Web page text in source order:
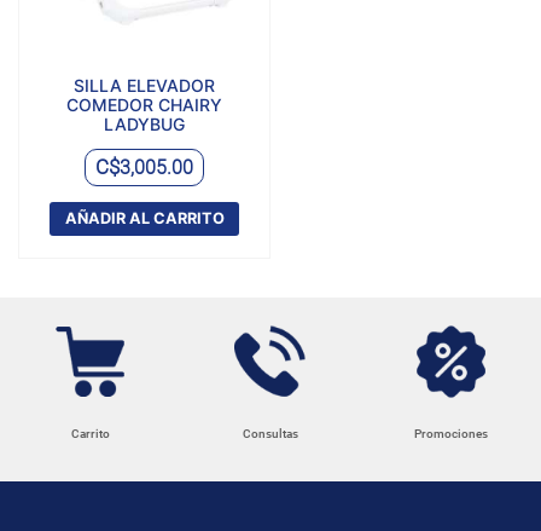
SILLA ELEVADOR
COMEDOR CHAIRY
LADYBUG
C$3,005.00
AÑADIR AL CARRITO
Carrito Consultas Promociones